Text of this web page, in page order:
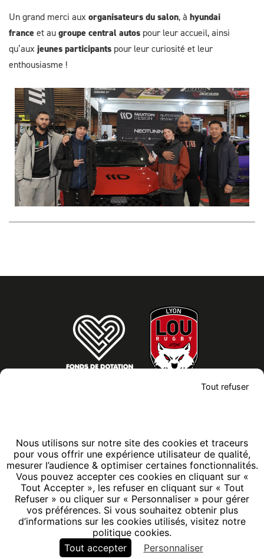
Un grand merci auxorganisateurs du salon, à hyundai
franceet augroupe central autos pour leur accueil, ainsi
qu’auxjeunes participants pour leur curiosité et leur
enthousiasme !
Image
contact@louattitude.fr
349 Avenue Jean Jaurés
69007-Lyon
France
Voir aussi
Nous utilisons sur notre site des cookies et traceurs
pour vous offrir une expérience utilisateur de qualité,
mesurer l’audience & optimiser certaines fonctionnalités.
Vous pouvez accepter ces cookies en cliquant sur «
Tout Accepter », les refuser en cliquant sur « Tout
Refuser » ou cliquer sur « Personnaliser » pour gérer
vos préférences. Si vous souhaitez obtenir plus
d’informations sur les cookies utilisés, visitez notre
politique cookies.
Tout accepter
Tout refuser
Personnaliser